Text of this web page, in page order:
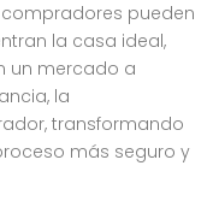
pueden
la casa ideal,
un mercado a
la
transformando
más seguro y